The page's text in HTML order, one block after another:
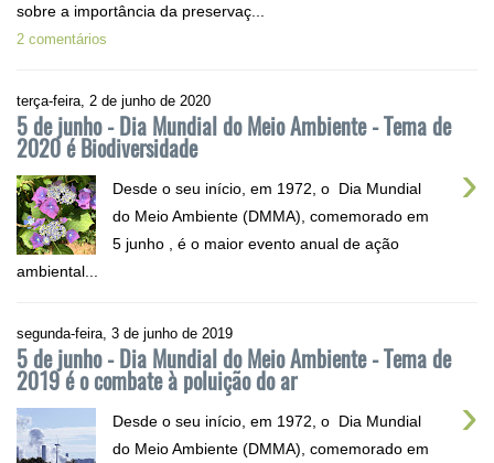
sobre a importância da preservaç...
2 comentários
terça-feira, 2 de junho de 2020
5 de junho - Dia Mundial do Meio Ambiente - Tema de
2020 é Biodiversidade
›
Desde o seu início, em 1972, o Dia Mundial
do Meio Ambiente (DMMA), comemorado em
5 junho , é o maior evento anual de ação
ambiental...
segunda-feira, 3 de junho de 2019
5 de junho - Dia Mundial do Meio Ambiente - Tema de
2019 é o combate à poluição do ar
›
Desde o seu início, em 1972, o Dia Mundial
do Meio Ambiente (DMMA), comemorado em